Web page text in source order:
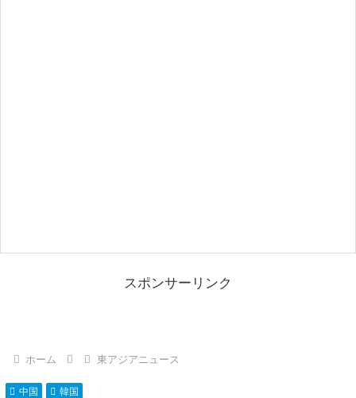
スポンサーリンク
ホーム 東アジアニュース
中国 韓国